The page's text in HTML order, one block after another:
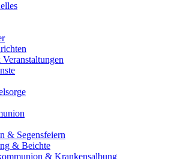
Veranstaltungen
& Segensfeiern
& Beichte
& Krankensalbung